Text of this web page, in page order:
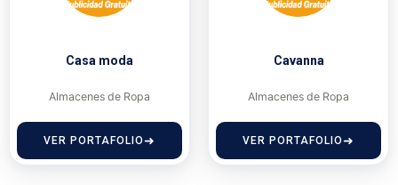
Casa moda
Almacenes de Ropa
VER PORTAFOLIO
Cavanna
Almacenes de Ropa
VER PORTAFOLIO